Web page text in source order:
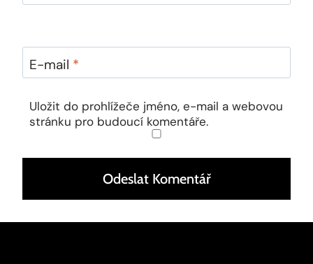
E-mail *
Uložit do prohlížeče jméno, e-mail a webovou
stránku pro budoucí komentáře.